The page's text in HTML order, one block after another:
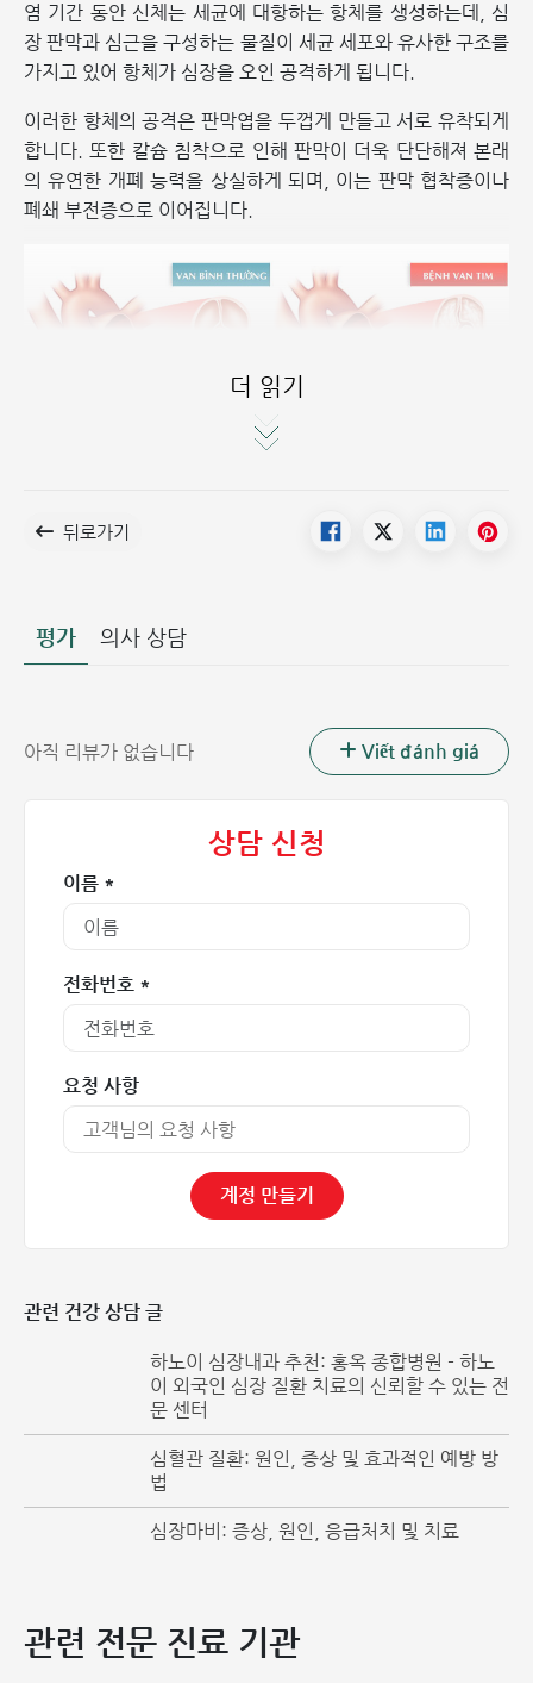
염 기간 동안 신체는 세균에 대항하는 항체를 생성하는데, 심
장 판막과 심근을 구성하는 물질이 세균 세포와 유사한 구조를
가지고 있어 항체가 심장을 오인 공격하게 됩니다.
이러한 항체의 공격은 판막엽을 두껍게 만들고 서로 유착되게
합니다. 또한 칼슘 침착으로 인해 판막이 더욱 단단해져 본래
의 유연한 개폐 능력을 상실하게 되며, 이는 판막 협착증이나
폐쇄 부전증으로 이어집니다.
이 질환은 조기에 발견되지 않을 경우 뇌, 심장, 관절, 피부에
심각한 손상을 줄 수 있으며 심장염이나 판막 유착과 같은 중
증 합병증을 유발할 수 있어 매우 위험합니다.
심장 판막이 손상되어 제대로 작동하지 않으면 혈액이 다른 장
기로 원활하게 공급되지 못하고 심장 내에 정체될 위험이 커집
니다. 이로 인해 심장은 더 많은 일을 해야 하므로 시간이 지남
에 따라 심장 기능이 저하됩니다.
심내막염, 신부전, 뇌졸중 등 생명을 위협하는 합병증을 잠재
하고 있습니다.
류마티스 판막 질환의 증상
니다. 특히 무거운 물건을 들거나 격한 운동을 할 때 심해지며,
시간이 지남에 따라 호흡곤란의 정도가 심화됩니다. 병이 깊어
지면 가벼운 활동 중이나 휴식 중에도 숨이 가빠질 수 있습니
이 증상은 호흡기 질환으로 오인될 수 있어 환자들이 심장 검
어린이의 경우, 성장이 더디고 왜소하며 신경학적 장애나 운동
장애가 나타날 수 있습니다.
더 읽기
뒤로가기
평가 의사 상담
아직 리뷰가 없습니다 Viết đánh giá
상담 신청
이름 *
전화번호 *
요청 사항
계정 만들기
관련 건강 상담 글
하노이 심장내과 추천: 홍옥 종합병원 - 하노
이 외국인 심장 질환 치료의 신뢰할 수 있는 전
문 센터
심혈관 질환: 원인, 증상 및 효과적인 예방 방
법
심장마비: 증상, 원인, 응급처치 및 치료
관련 전문 진료 기관